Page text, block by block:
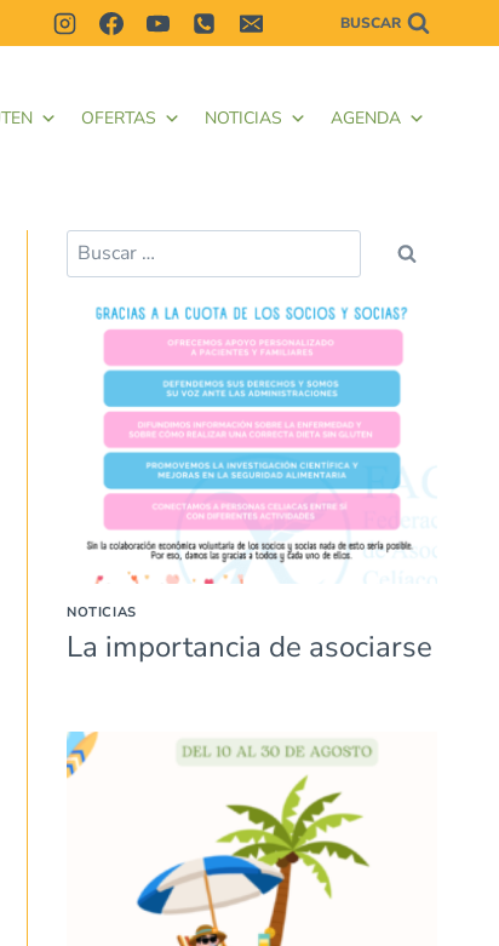
BUSCAR
OFERTAS NOTICIAS AGENDA
Buscar:
NOTICIAS
La importancia de asociarse